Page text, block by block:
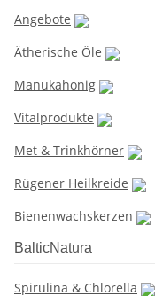
Angebote
Ätherische Öle
Manukahonig
Vitalprodukte
Met & Trinkhörner
Rügener Heilkreide
Bienenwachskerzen
BalticNatura
Spirulina & Chlorella